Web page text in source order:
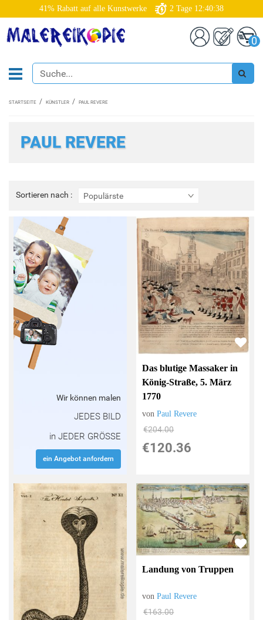
41% Rabatt auf alle Kunstwerke 2 Tage 12:40:37
0
STARTSEITE KÜNSTLER PAUL REVERE
PAUL REVERE
Sortieren nach : Populärste
Sortieren
nach
Wir können malen
JEDES BILD
in JEDER GRÖSSE
ein Angebot anfordern
Das blutige Massaker in
König-Straße, 5. März
1770
vonPaul Revere
€204.00
€120.36
Landung von Truppen
vonPaul Revere
€163.00